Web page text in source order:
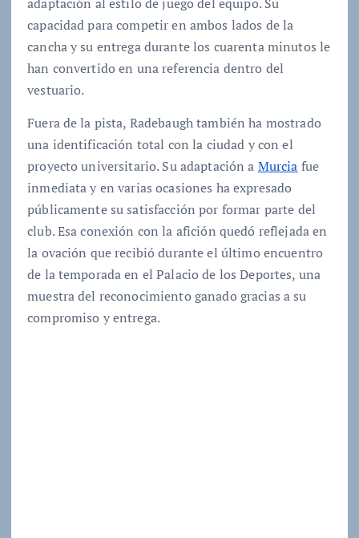
capacidad para competir en ambos lados de la
cancha y su entrega durante los cuarenta minutos le
han convertido en una referencia dentro del
vestuario.
Fuera de la pista, Radebaugh también ha mostrado
una identificación total con la ciudad y con el
proyecto universitario. Su adaptación a Murcia fue
inmediata y en varias ocasiones ha expresado
públicamente su satisfacción por formar parte del
club. Esa conexión con la afición quedó reflejada en
la ovación que recibió durante el último encuentro
de la temporada en el Palacio de los Deportes, una
muestra del reconocimiento ganado gracias a su
compromiso y entrega.